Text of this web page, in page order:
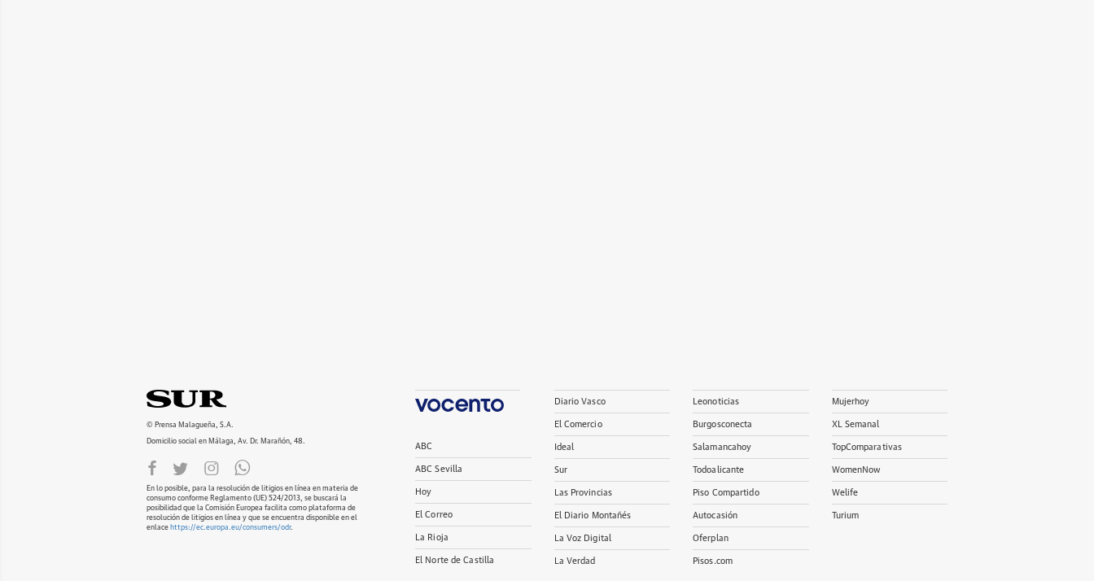
© Prensa Malagueña, S.A.
Domicilio social en Málaga, Av. Dr. Marañón, 48.
En lo posible, para la resolución de litigios en línea en materia de
consumo conforme Reglamento (UE) 524/2013, se buscará la
posibilidad que la Comisión Europea facilita como plataforma de
resolución de litigios en línea y que se encuentra disponible en el
enlace https://ec.europa.eu/consumers/odr.
ABC
ABC Sevilla
Hoy
El Correo
La Rioja
El Norte de Castilla
Diario Vasco
El Comercio
Ideal
Sur
Las Provincias
El Diario Montañés
La Voz Digital
La Verdad
Leonoticias
Burgosconecta
Salamancahoy
Todoalicante
Piso Compartido
Autocasión
Oferplan
Pisos.com
Mujerhoy
XL Semanal
TopComparativas
WomenNow
Welife
Turium